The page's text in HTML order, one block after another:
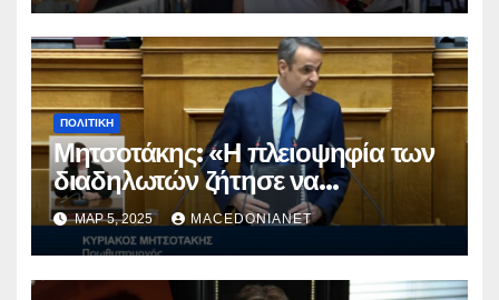
ΠΟΛΙΤΙΚΉ
Μητσοτάκης: «Η πλειοψηφία των
διαδηλωτών ζήτησε να
παραμείνω»
ΜΑΡ 5, 2025 MACEDONIANET